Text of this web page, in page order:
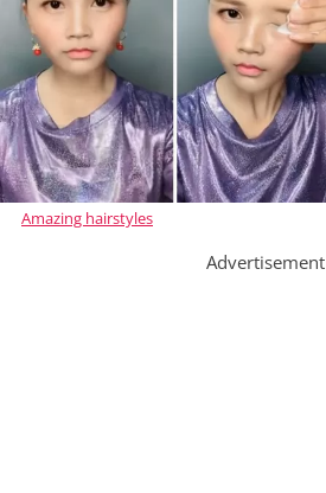
Amazing hairstyles
Advertisement